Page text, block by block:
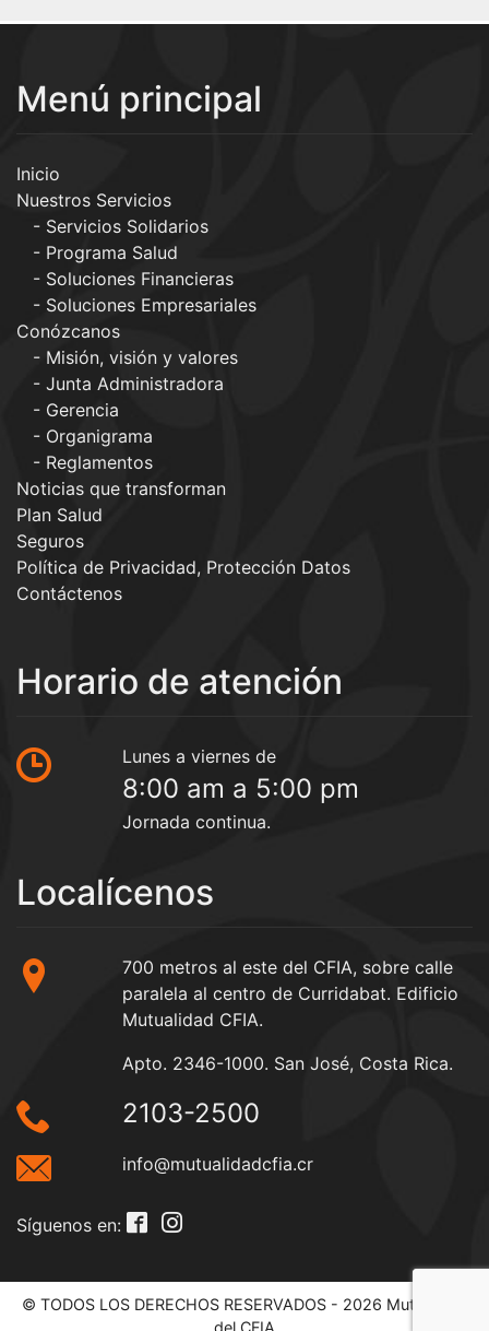
Menú principal
Inicio
Nuestros Servicios
Servicios Solidarios
Programa Salud
Soluciones Financieras
Soluciones Empresariales
Conózcanos
Misión, visión y valores
Junta Administradora
Gerencia
Organigrama
Reglamentos
Noticias que transforman
Plan Salud
Seguros
Política de Privacidad, Protección Datos
Contáctenos
Horario de atención
Lunes a viernes de
8:00 am a 5:00 pm
Jornada continua.
Localícenos
700 metros al este del CFIA, sobre calle
paralela al centro de Curridabat. Edificio
Mutualidad CFIA.
Apto. 2346-1000. San José, Costa Rica.
2103-2500
info@mutualidadcfia.cr
Síguenos en:
© TODOS LOS DERECHOS RESERVADOS - 2026 Mutualidad
del CFIA